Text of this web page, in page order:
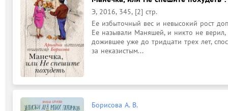
Э, 2016, 345, [2] стр.
Ее избыточный вес и невысокий рост
Ее называли Маняшей, и никто не верил,
дожившее уже до тридцати трех лет,
за неказистым...
Борисова А. В.